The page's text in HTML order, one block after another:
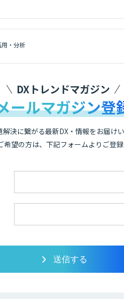
・分析
DXトレンドマガジン
ールマガジン登
決に繋がる最新DX・情報をお届けい
望の方は、下記フォームよりご登録